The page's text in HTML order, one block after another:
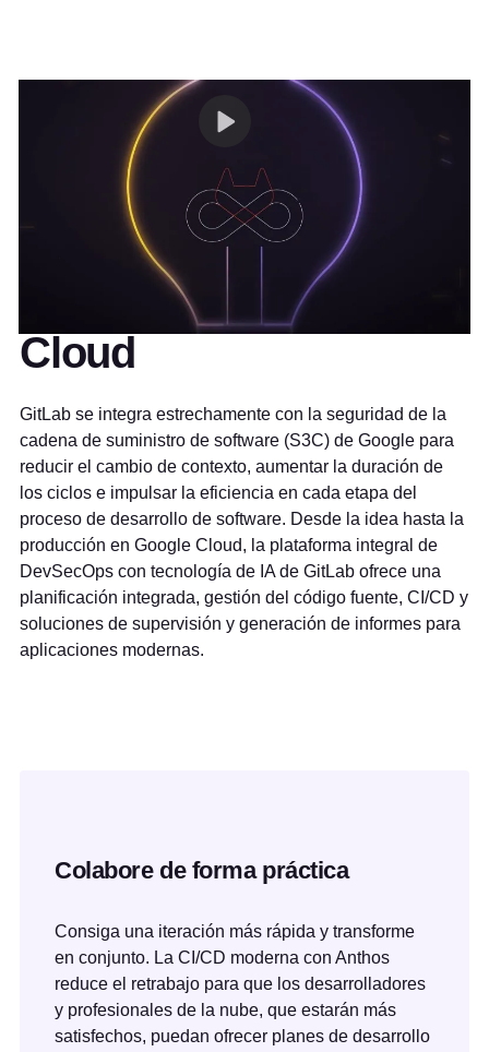
Desarrolle mejores
aplicaciones nativas
de la nube más rápido
con GitLab y Google
Cloud
GitLab se integra estrechamente con la seguridad de la
cadena de suministro de software (S3C) de Google para
reducir el cambio de contexto, aumentar la duración de
los ciclos e impulsar la eficiencia en cada etapa del
proceso de desarrollo de software. Desde la idea hasta la
producción en Google Cloud, la plataforma integral de
DevSecOps con tecnología de IA de GitLab ofrece una
planificación integrada, gestión del código fuente, CI/CD y
soluciones de supervisión y generación de informes para
aplicaciones modernas.
Colabore de forma práctica
Consiga una iteración más rápida y transforme
en conjunto. La CI/CD moderna con Anthos
reduce el retrabajo para que los desarrolladores
y profesionales de la nube, que estarán más
satisfechos, puedan ofrecer planes de desarrollo